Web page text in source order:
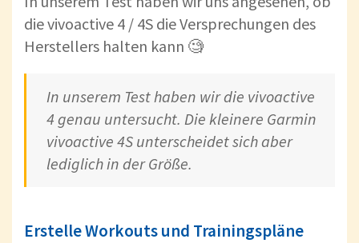
die vivoactive 4 / 4S die Versprechungen des
Herstellers halten kann 🧐
In unserem Test haben wir die vivoactive
4 genau untersucht. Die kleinere Garmin
vivoactive 4S unterscheidet sich aber
lediglich in der Größe.
Erstelle Workouts und Trainingspläne